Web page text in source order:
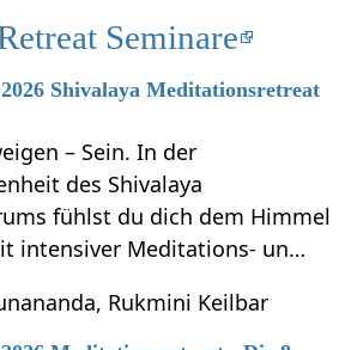
Seminare
Shivalaya Meditationsretreat
– Sein. In der
des Shivalaya
fühlst du dich dem Himmel
intensiver Meditations- un…
Rukmini Keilbar